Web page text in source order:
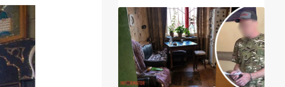
поездок с животными